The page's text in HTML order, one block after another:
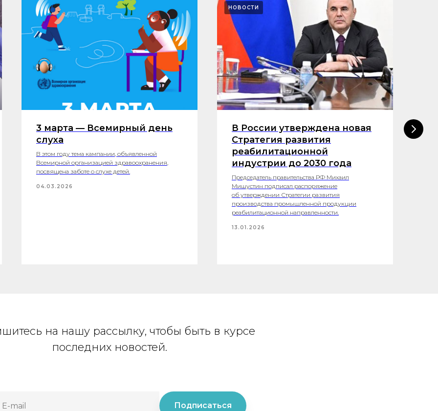
3 марта — Всемирный день
слуха
В этом году тема кампании, объявленной
Всемирной организацией здравоохранения,
посвящена заботе о слухе детей.
04.03.2026
НОВОСТИ
В России утверждена новая
Стратегия развития
реабилитационной
индустрии до 2030 года
Председатель правительства РФ Михаил
Мишустин подписал распоряжение
об утверждении Стратегии развития
производства промышленной продукции
реабилитационной направленности.
13.01.2026
на нашу рассылку, чтобы быть в курсе
последних новостей.
Подписаться